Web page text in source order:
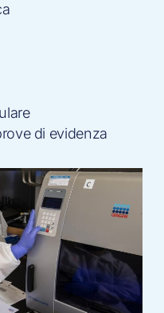
di evidenza